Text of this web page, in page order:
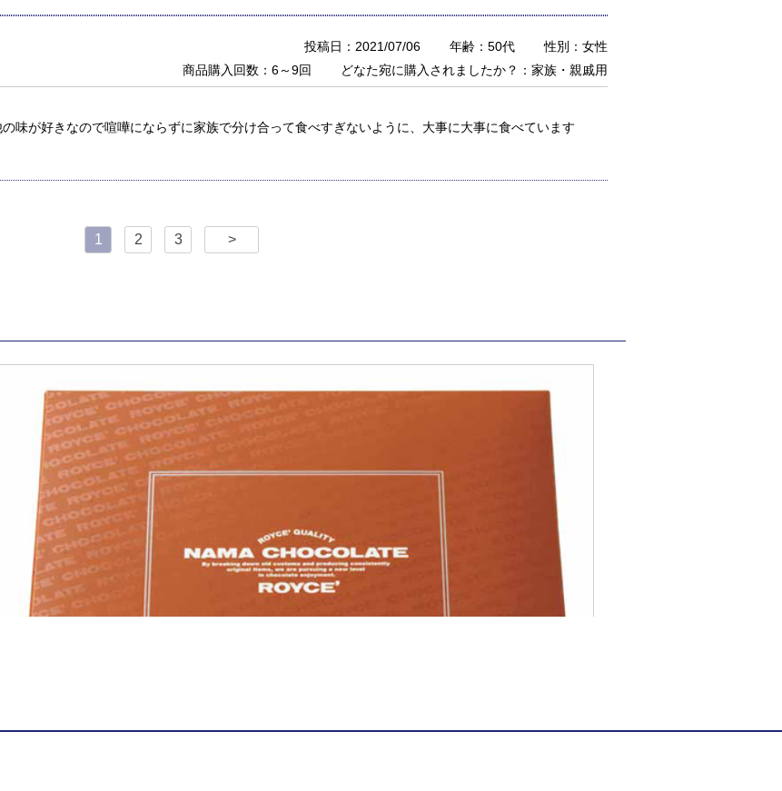
投稿日：2021/07/06 年齢：50代
性別：女性
商品購入回数：6～9回
どなた宛に購入されましたか？：家族・親戚用
味が好きなので喧嘩にならずに家族で分け合って食べすぎないように、大事に大事に食べています
1 2 3 >